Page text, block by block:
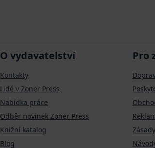
O vydavatelství
Kontakty
Lidé v Zoner Press
Nabídka práce
Odběr novinek Zoner Press
Knižní katalog
Blog
Pro